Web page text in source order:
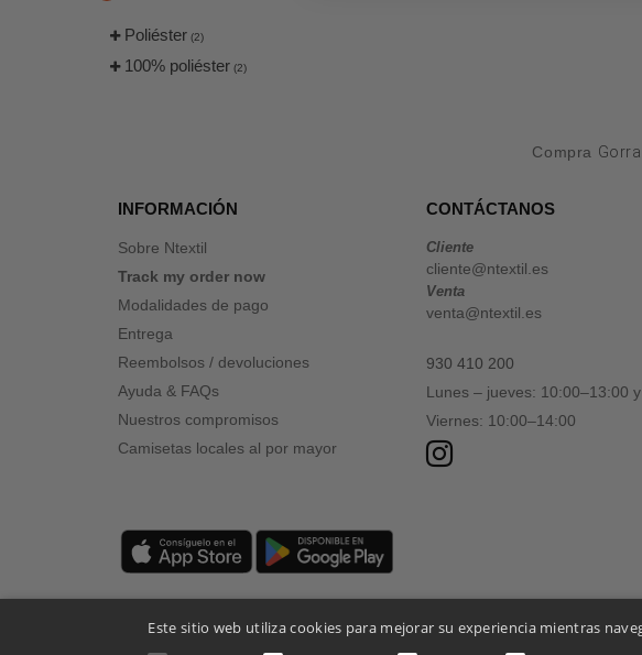
Poliéster (2)
100% poliéster (2)
Compra
INFORMACIÓN
Sobre Ntextil
Track my order now
Modalidades de pago
Entrega
Reembolsos / devoluciones
Ayuda & FAQs
Nuestros compromisos
Camisetas locales al por mayor
CONTÁCTANOS
Cliente
cliente@ntextil.es
Venta
venta@ntextil.es
930 410 200
Lunes – jueves: 10:00–13:00
Viernes: 10:00–14:00
Este sitio web utiliza cookies para mejorar su experiencia mientras